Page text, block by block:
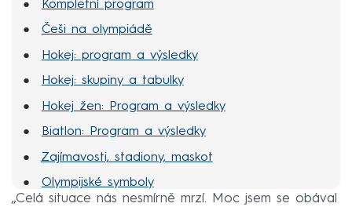
Kompletní program
Češi na olympiádě
Hokej: program a výsledky
Hokej: skupiny a tabulky
Hokej žen: Program a výsledky
Biatlon: Program a výsledky
Zajímavosti, stadiony, maskot
Olympijské symboly
„Celá situace nás nesmírně mrzí. Moc jsem se obával